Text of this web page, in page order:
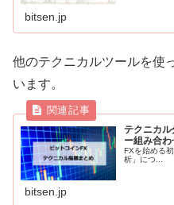
bitsen.jp
他のテクニカルツールを使
います。
テクニカ
ー組み合
FXを始める
析」につ...
bitsen.jp